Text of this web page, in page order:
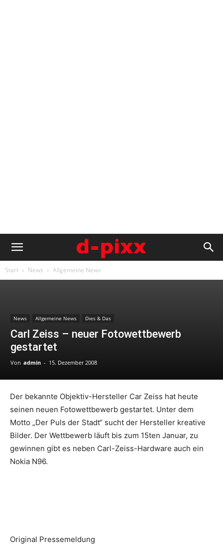
Start News Allgemeine News
News Allgemeine News Dies & Das
Carl Zeiss – neuer Fotowettbewerb
gestartet
Von admin - 15. Dezember 2008
Der bekannte Objektiv-Hersteller Car Zeiss hat heute
seinen neuen Fotowettbewerb gestartet. Unter dem
Motto „Der Puls der Stadt“ sucht der Hersteller kreative
Bilder. Der Wettbewerb läuft bis zum 15ten Januar, zu
gewinnen gibt es neben Carl-Zeiss-Hardware auch ein
Nokia N96.
Original Pressemeldung